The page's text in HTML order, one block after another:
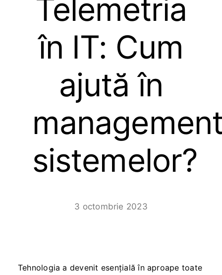
Telemetria
în IT: Cum
ajută în
sistemelor?
3 octombrie 2023
Tehnologia a devenit esențială în aproape toate